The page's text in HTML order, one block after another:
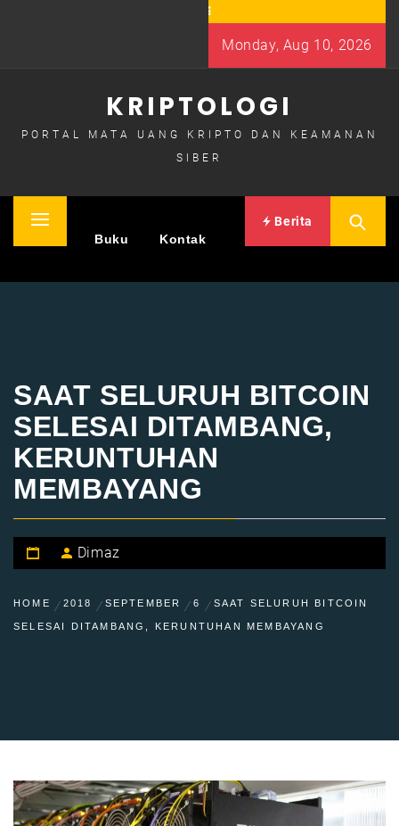
Monday, Aug 10, 2026
KRIPTOLOGI
PORTAL MATA UANG KRIPTO DAN KEAMANAN
SIBER
Primary
Buku Kontak
Berita
SAAT SELURUH BITCOIN
SELESAI DITAMBANG,
KERUNTUHAN
MEMBAYANG
Dimaz
HOME 2018 SEPTEMBER 6 SAAT SELURUH BITCOIN
SELESAI DITAMBANG, KERUNTUHAN MEMBAYANG